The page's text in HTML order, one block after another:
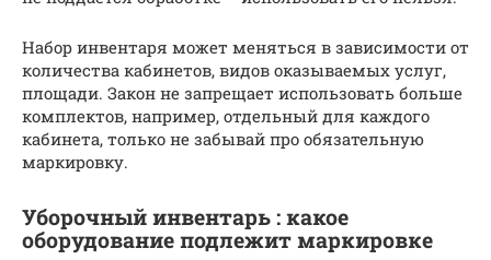
Набор инвентаря может меняться в зависимости от
количества кабинетов, видов оказываемых услуг,
площади. Закон не запрещает использовать больше
комплектов, например, отдельный для каждого
кабинета, только не забывай про обязательную
маркировку.
Уборочный инвентарь : какое
оборудование подлежит маркировке